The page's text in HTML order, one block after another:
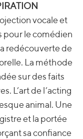
vocale et
pour le comédien
redécouverte de
La méthode
sur des faits
L’art de l’acting
animal. Une
et la portée
sa confiance